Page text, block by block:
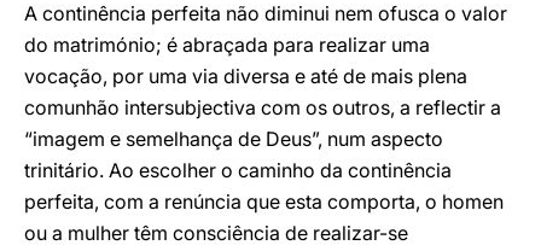
A continência perfeita não diminui nem ofusca o valor
do matrimónio; é abraçada para realizar uma
vocação, por uma via diversa e até de mais plena
comunhão intersubjectiva com os outros, a reflectir a
“imagem e semelhança de Deus”, num aspecto
trinitário. Ao escolher o caminho da continência
perfeita, com a renúncia que esta comporta, o homen
ou a mulher têm consciência de realizar-se